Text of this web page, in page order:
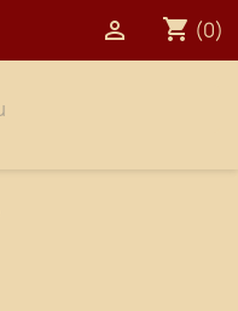
shopping_cart (0)
